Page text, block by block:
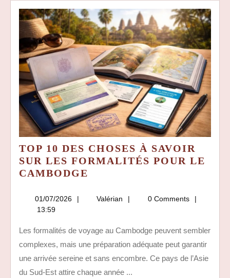
TOP 10 DES CHOSES À SAVOIR
SUR LES FORMALITÉS POUR LE
CAMBODGE
DES
SAVOIR
SUR
LES
FORMALITÉS
01/07/2026 01/07/2026
Valérian Valérian0 Comments
13:59
Les formalités de voyage au Cambodge peuvent sembler
complexes, mais une préparation adéquate peut garantir
une arrivée sereine et sans encombre. Ce pays de l’Asie
du Sud-Est attire chaque année ...